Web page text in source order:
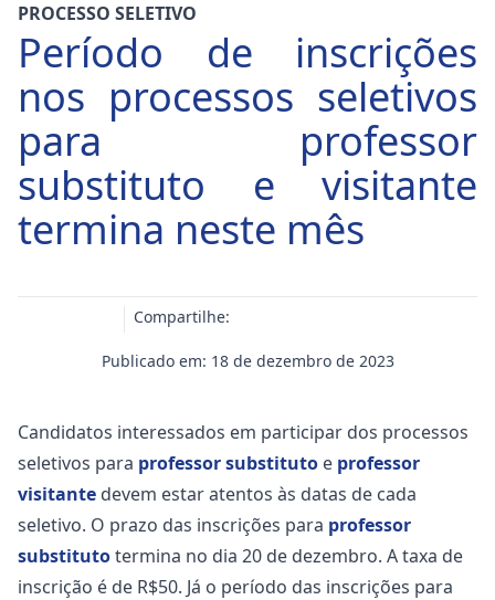
PROCESSO SELETIVO
Período de inscrições
nos processos seletivos
para professor
substituto e visitante
termina neste mês
Publicado em: 18 de dezembro de 2023
Compartilhe:
Candidatos interessados em participar dos processos
seletivos para professor substituto e professor
visitante devem estar atentos às datas de cada
seletivo. O prazo das inscrições para professor
substitutotermina no dia 20 de dezembro. A taxa de
inscrição é de R$50. Já o período das inscrições para